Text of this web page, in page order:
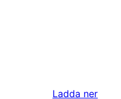
Ladda ner